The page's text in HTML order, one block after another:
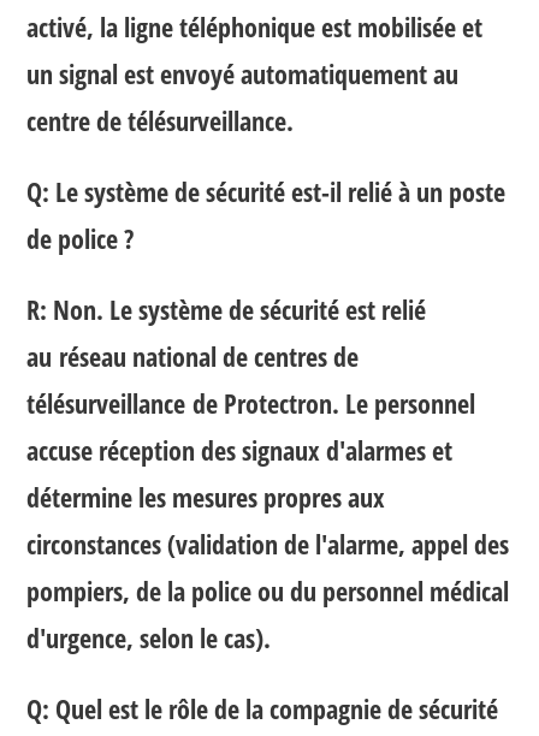
activé, la ligne téléphonique est mobilisée et
un signal est envoyé automatiquement au
centre de télésurveillance.
Q: Le système de sécurité est-il relié à un poste
de police ?
R: Non. Le système de sécurité est relié
au réseau national de centres de
télésurveillance de Protectron. Le personnel
accuse réception des signaux d'alarmes et
détermine les mesures propres aux
circonstances (validation de l'alarme, appel des
pompiers, de la police ou du personnel médical
d'urgence, selon le cas).
Q: Quel est le rôle de la compagnie de sécurité